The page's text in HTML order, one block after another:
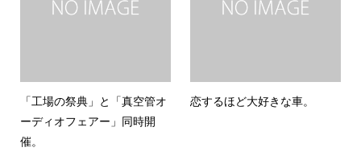
「工場の祭典」と「真空管オ
ーディオフェアー」同時開
催。
恋するほど大好きな車。